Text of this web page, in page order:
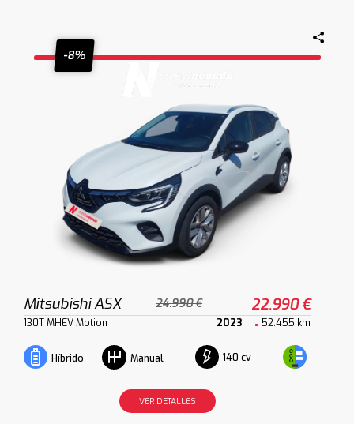
-8%
Mitsubishi ASX 24.990 € 22.990 €
130T MHEV Motion 2023 52.455 km
Híbrido Manual 140 cv
VER DETALLES